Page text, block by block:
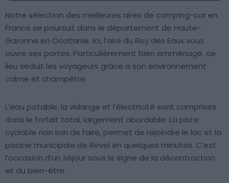
Notre sélection des meilleures aires de camping-car en
France se poursuit dans le département de Haute-
Garonne en Occitanie. Ici, l’aire du Roy des Eaux vous
ouvre ses portes. Particulièrement bien emménagé, ce
lieu séduit les voyageurs grâce à son environnement
calme et champêtre.
L’eau potable, la vidange et l’électricité sont comprises
dans le forfait total, largement abordable. La piste
cyclable non loin de l’aire, permet de rejoindre le lac et la
piscine municipale de Revel en quelques minutes. C’est
l’occasion d’un séjour sous le signe de la décontraction
et du bien-être.